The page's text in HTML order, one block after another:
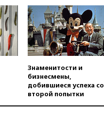
Знаменитости и
бизнесмены,
добившиеся успеха со
второй попытки